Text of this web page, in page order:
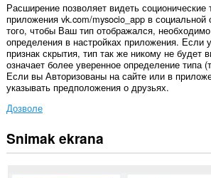
Расширение позволяет видеть соционические
приложения vk.com/mysocio_app в социальной
того, чтобы Ваш тип отображался, необходимо
определения в настройках приложения. Если
признак скрытия, тип так же никому не будет
означает более уверенное определение типа
Если вы Авторизованы на сайте или в
указывать предположения о друзьях.
Дозволе
Ova
ekstenzija
Snimak ekrana